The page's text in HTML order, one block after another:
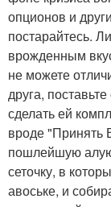
опционов и
постарайтесь.
врожденным
не можете
друга,
сделать ей
вроде "Принять
пошлейшую алую
сеточку, в
авоське, и